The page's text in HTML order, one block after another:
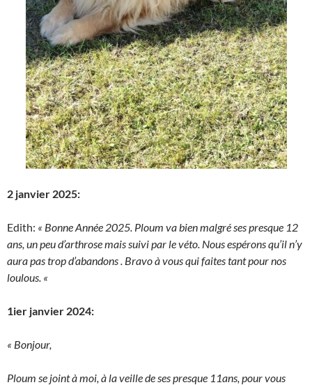
2 janvier 2025:
Edith: « Bonne Année 2025. Ploum va bien malgré ses presque 12
ans, un peu d’arthrose mais suivi par le véto. Nous espérons qu’il n’y
aura pas trop d’abandons . Bravo à vous qui faites tant pour nos
loulous. «
1ier janvier 2024:
« Bonjour,
Ploum se joint à moi, à la veille de ses presque 11ans, pour vous